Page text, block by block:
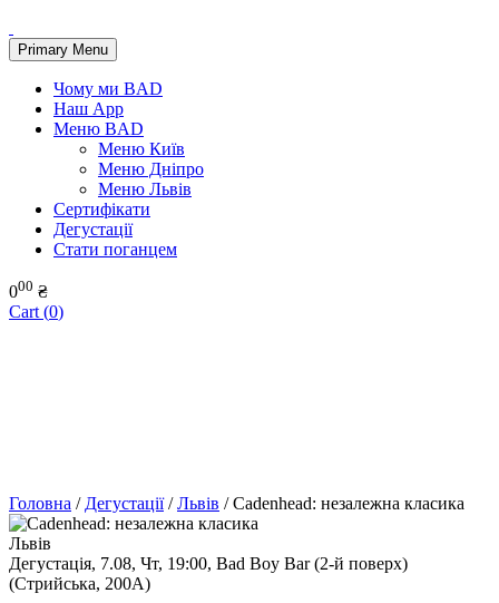
Primary Menu
Чому ми BAD
Наш App
Меню BAD
Меню Київ
Меню Дніпро
Меню Львів
Сертифікати
Дегустації
Стати поганцем
000 ₴
Cart (0)
Головна / Дегустації/Львів /Cadenhead: незалежна класика
Львів
Дегустація, 7.08, Чт, 19:00, Bad Boy Bar (2-й поверх)
(Стрийська, 200А)